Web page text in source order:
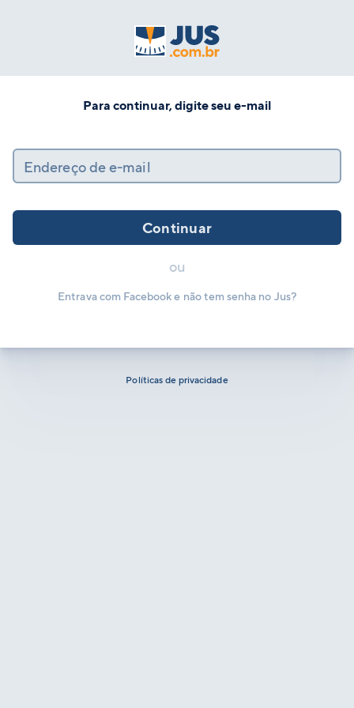
Para continuar, digite seu e-mail
Endereço de e-mail
Continuar
ou
Entrava com Facebook e não tem senha no Jus?
Políticas de privacidade